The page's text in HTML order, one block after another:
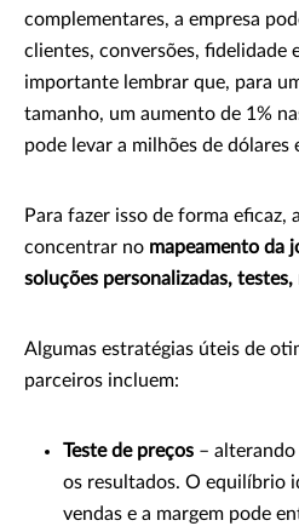
complementares, a empresa
clientes, conversões, fidelidade
importante lembrar que, para
tamanho, um aumento de 1%
pode levar a milhões de dólares
Para fazer isso de forma eficaz,
concentrar no mapeamento da
soluções personalizadas,
Algumas estratégias úteis de
parceiros incluem:
Teste de preços –
os resultados. O equilíbrio
vendas e a margem pode